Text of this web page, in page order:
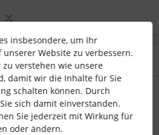
Forum|Forum|2 years ago
insbesondere, um Ihr
Website zu verbessern.
verstehen wie unsere
damit wir die Inhalte für Sie
schalten können. Durch
sich damit einverstanden.
Sie jederzeit mit Wirkung für
oder ändern.